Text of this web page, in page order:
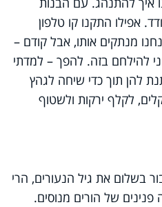
אפילו התקנו קו טלפון
מנתקים אותו, אבל קודם –
להילחם בזה. להפך – למדתי
להן תוך כדי שיחה לגהץ
לקלף ירקות ולשטוף
בשלום את גיל הנעורים, הרי
של הורים מנוסים.